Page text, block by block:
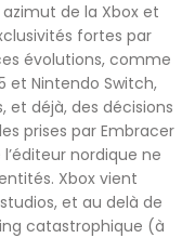
de la Xbox et
fortes par
évolutions, comme
et Nintendo Switch,
et déjà, des décisions
prises par Embracer
nordique ne
Xbox vient
et au delà de
catastrophique (à